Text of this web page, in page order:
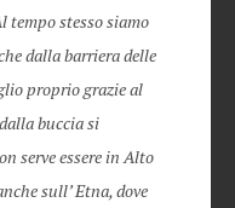
tempo stesso siamo
dalla barriera delle
proprio grazie al
buccia si
serve essere in Alto
sull’ Etna, dove